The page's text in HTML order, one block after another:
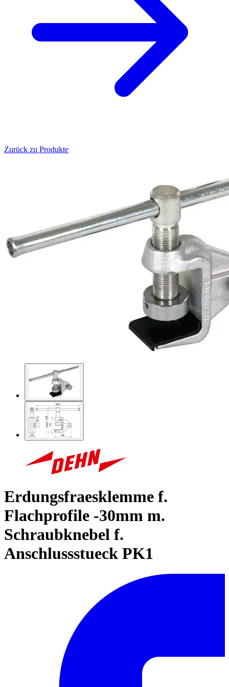
Zurück zu Produkte
Erdungsfraesklemme f.
Flachprofile -30mm m.
Schraubknebel f.
Anschlussstueck PK1